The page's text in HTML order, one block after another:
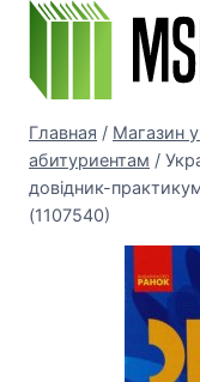
Перейти
содержимому
Главная / Магазин
абитуриентам /
довідник-
(1107540)